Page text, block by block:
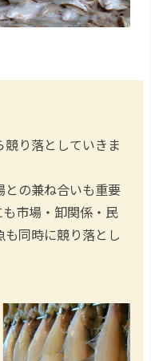
り落としていきま
の兼ね合いも重要
市場・卸関係・民
同時に競り落とし